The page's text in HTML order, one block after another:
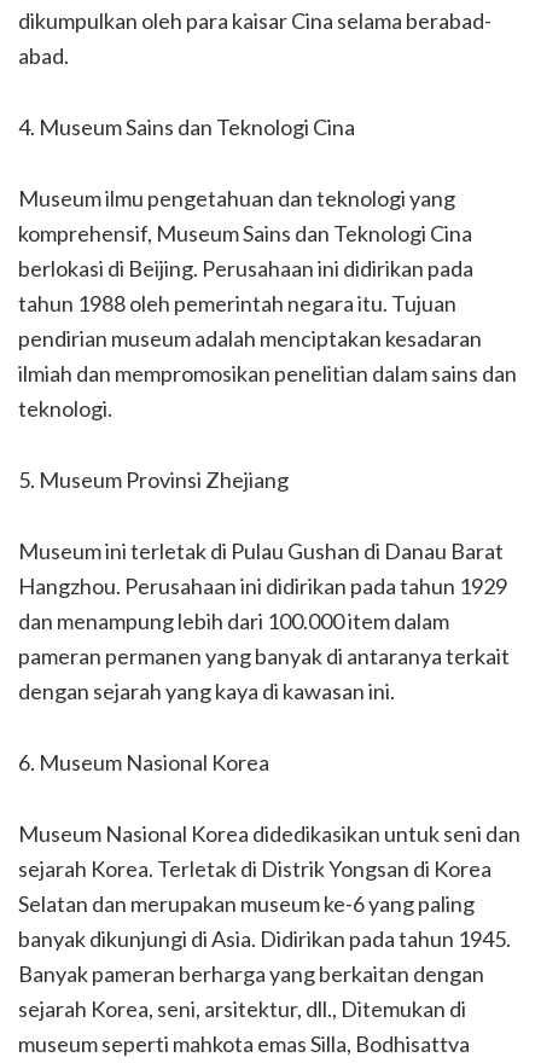
dikumpulkan oleh para kaisar Cina selama berabad-
abad.
4. Museum Sains dan Teknologi Cina
Museum ilmu pengetahuan dan teknologi yang
komprehensif, Museum Sains dan Teknologi Cina
berlokasi di Beijing. Perusahaan ini didirikan pada
tahun 1988 oleh pemerintah negara itu. Tujuan
pendirian museum adalah menciptakan kesadaran
ilmiah dan mempromosikan penelitian dalam sains dan
teknologi.
5. Museum Provinsi Zhejiang
Museum ini terletak di Pulau Gushan di Danau Barat
Hangzhou. Perusahaan ini didirikan pada tahun 1929
dan menampung lebih dari 100.000 item dalam
pameran permanen yang banyak di antaranya terkait
dengan sejarah yang kaya di kawasan ini.
6. Museum Nasional Korea
Museum Nasional Korea didedikasikan untuk seni dan
sejarah Korea. Terletak di Distrik Yongsan di Korea
Selatan dan merupakan museum ke-6 yang paling
banyak dikunjungi di Asia. Didirikan pada tahun 1945.
Banyak pameran berharga yang berkaitan dengan
sejarah Korea, seni, arsitektur, dll., Ditemukan di
museum seperti mahkota emas Silla, Bodhisattva